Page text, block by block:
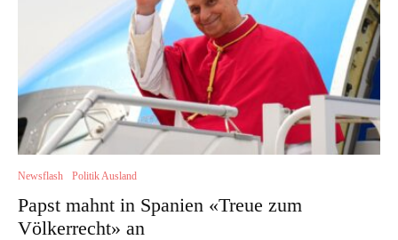
Newsflash Politik Ausland
Papst mahnt in Spanien «Treue zum
Völkerrecht» an